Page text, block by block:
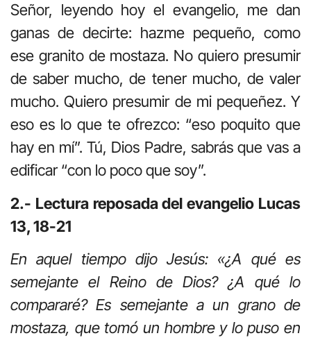
Señor, leyendo hoy el evangelio, me dan
ganas de decirte: hazme pequeño, como
ese granito de mostaza. No quiero presumir
de saber mucho, de tener mucho, de valer
mucho. Quiero presumir de mi pequeñez. Y
eso es lo que te ofrezco: “eso poquito que
hay en mí”. Tú, Dios Padre, sabrás que vas a
edificar “con lo poco que soy”.
2.- Lectura reposada del evangelio Lucas
13, 18-21
En aquel tiempo dijo Jesús: «¿A qué es
semejante el Reino de Dios? ¿A qué lo
compararé? Es semejante a un grano de
mostaza, que tomó un hombre y lo puso en